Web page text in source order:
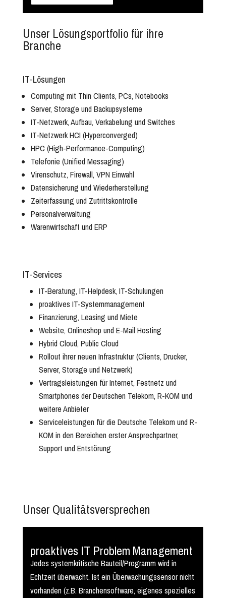
Unser Lösungsportfolio für ihre
Branche
IT-Lösungen
Computing mit Thin Clients, PCs, Notebooks
Server, Storage und Backupsysteme
IT-Netzwerk, Aufbau, Verkabelung und Switches
IT-Netzwerk HCI (Hyperconverged)
HPC (High-Performance-Computing)
Telefonie (Unified Messaging)
Virenschutz, Firewall, VPN Einwahl
Datensicherung und Wiederherstellung
Zeiterfassung und Zutrittskontrolle
Personalverwaltung
Warenwirtschaft und ERP
IT-Services
IT-Beratung, IT-Helpdesk, IT-Schulungen
proaktives IT-Systemmanagement
Finanzierung, Leasing und Miete
Website, Onlineshop und E-Mail Hosting
Hybrid Cloud, Public Cloud
Rollout ihrer neuen Infrastruktur (Clients, Drucker,
Server, Storage und Netzwerk)
Vertragsleistungen für Internet, Festnetz und
Smartphones der Deutschen Telekom, R-KOM und
weitere Anbieter
Serviceleistungen für die Deutsche Telekom und R-
KOM in den Bereichen erster Ansprechpartner,
Support und Entstörung
Unser Qualitätsversprechen
proaktives IT Problem Management
Jedes systemkritische Bauteil/Programm wird in
Echtzeit überwacht. Ist ein Überwachungssensor nicht
vorhanden (z.B. Branchensoftware, eigenes spezielles